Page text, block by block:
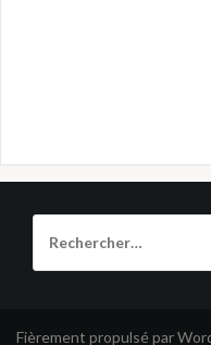
Fièrement propulsé par